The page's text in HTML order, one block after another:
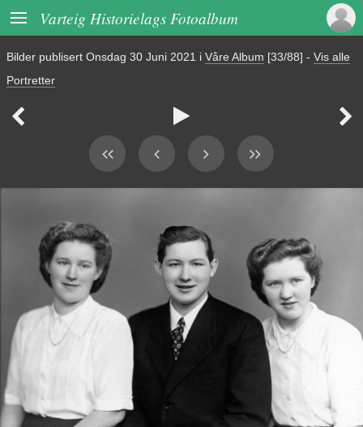
 Varteig Historielags Fotoalbum
Bilder publisert Onsdag 30 Juni 2021 i Våre Album [33/88] - Vis alle
Portretter
  